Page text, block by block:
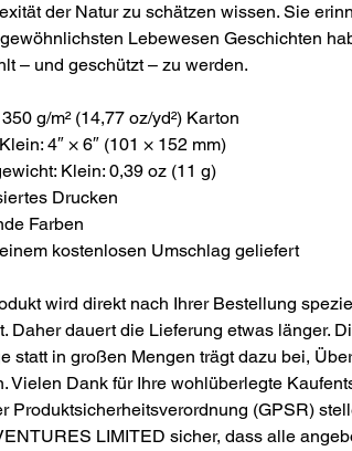
der Natur zu schätzen wissen. Sie
Lebewesen Geschichten
– und geschützt – zu werden.
g/m² (14,77 oz/yd²) Karton
4″ × 6″ (101 × 152 mm)
Klein: 0,39 oz (11 g)
Drucken
Farben
kostenlosen Umschlag geliefert
wird direkt nach Ihrer Bestellung
Daher dauert die Lieferung etwas länger.
statt in großen Mengen trägt dazu bei,
Vielen Dank für Ihre wohlüberlegte
Produktsicherheitsverordnung (GPSR)
LIMITED sicher, dass alle